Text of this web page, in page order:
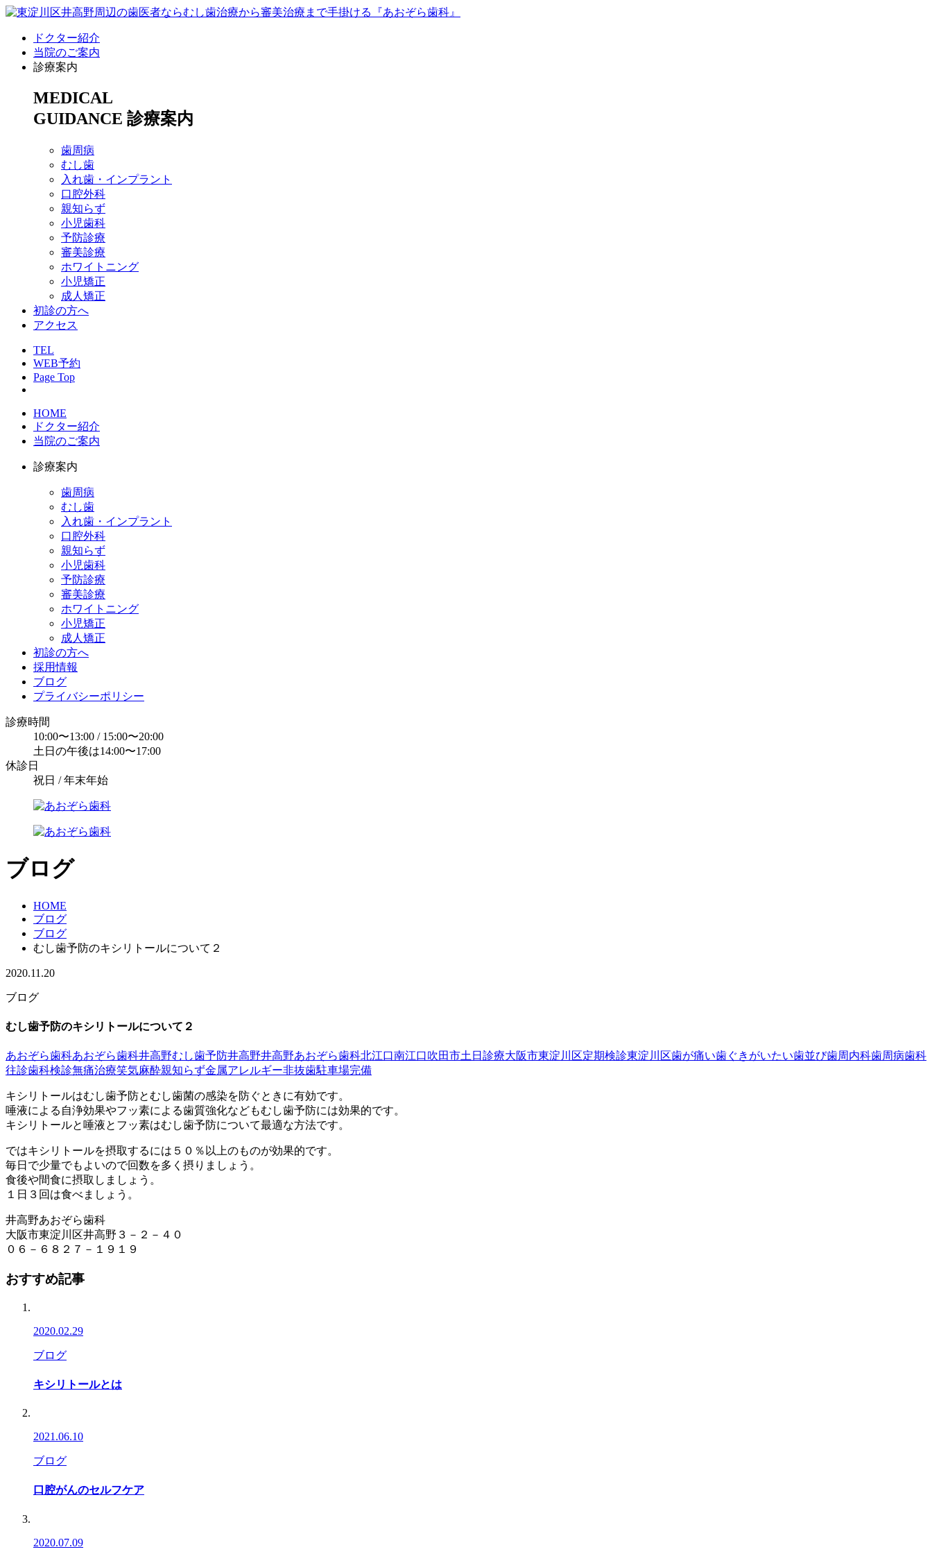
ドクター紹介
当院のご案内
診療案内
MEDICAL
GUIDANCE 診療案内
歯周病
むし歯
入れ歯・インプラント
口腔外科
親知らず
小児歯科
予防診療
審美診療
ホワイトニング
小児矯正
成人矯正
初診の方へ
アクセス
TEL
WEB予約
Page Top
HOME
ドクター紹介
当院のご案内
診療案内
歯周病
むし歯
入れ歯・インプラント
口腔外科
親知らず
小児歯科
予防診療
審美診療
ホワイトニング
小児矯正
成人矯正
初診の方へ
採用情報
ブログ
プライバシーポリシー
診療時間
10:00〜13:00 / 15:00〜20:00
土日の午後は14:00〜17:00
休診日
祝日 / 年末年始
ブログ
HOME
ブログ
ブログ
むし歯予防のキシリトールについて２
2020.11.20
ブログ
むし歯予防のキシリトールについて２
あおぞら歯科あおぞら歯科井高野むし歯予防井高野井高野あおぞら歯科北江口南江口吹田市土日診療大阪市東淀川区定期検診東淀川区歯が痛い歯ぐきがいたい歯並び歯周内科歯周病歯科
往診歯科検診無痛治療笑気麻酔親知らず金属アレルギー非抜歯駐車場完備
キシリトールはむし歯予防とむし歯菌の感染を防ぐときに有効です。
唾液による自浄効果やフッ素による歯質強化などもむし歯予防には効果的です。
キシリトールと唾液とフッ素はむし歯予防について最適な方法です。
ではキシリトールを摂取するには５０％以上のものが効果的です。
毎日で少量でもよいので回数を多く摂りましょう。
食後や間食に摂取しましょう。
１日３回は食べましょう。
井高野あおぞら歯科
大阪市東淀川区井高野３－２－４０
０６－６８２７－１９１９
おすすめ記事
2020.02.29
ブログ
キシリトールとは
2021.06.10
ブログ
口腔がんのセルフケア
2020.07.09